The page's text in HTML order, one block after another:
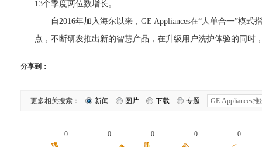
13个季度两位数增长。
自2016年加入海尔以来，GE Appliances在“人单合一”模式
点，不断研发推出新的智慧产品，在升级用户洗护体验的同时
分享到：
更多相关搜索： 新闻 图片 下载 专题
0 0 0 0 0